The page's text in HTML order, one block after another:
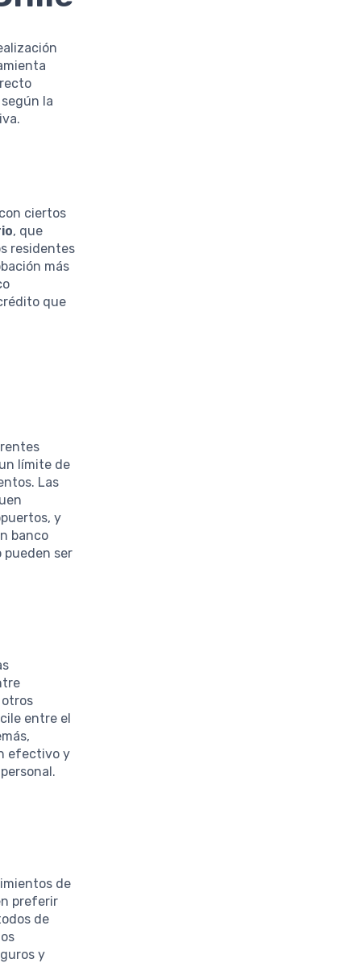
la
ciertos
, que
residentes
más
que
límite de
Las
y
banco
pueden ser
entre el
efectivo y
de
preferir
de
y